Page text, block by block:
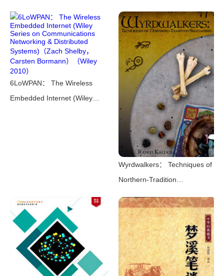
未来，看时间空间合伙变魔
术！)（王诺诺 [王诺诺]）（湖
南文艺出版社 2019）
6LoWPAN： The Wireless
Embedded Internet (Wiley
Wyrdwalkers： Techniques of
Northern-Tradition
Kaldera）（2013）